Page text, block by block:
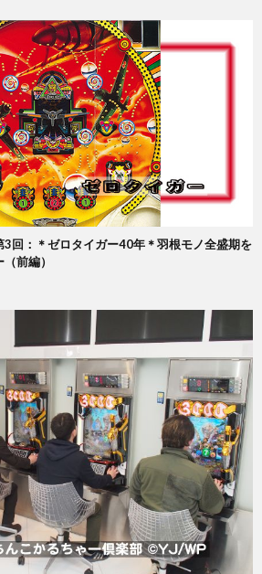
3回：＊ゼロタイガー40年＊羽根モノ全盛期を
前編）